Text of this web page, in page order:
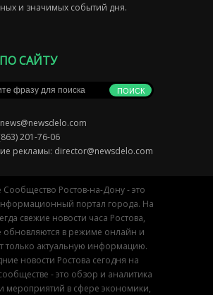
и значимых событий дня.
САЙТУ
news@newsdelo.com
201-76-06
рекламы: director@newsdelo.com
Сообщество Ростов-на-Дону - это
портал города. На
свежие новости часа Ростова,
обновляются в режиме онлайн и
только актуальную информацию.
новости Ростова сегодня на
- это обзор и аналитика
мероприятий в сфере экономики,